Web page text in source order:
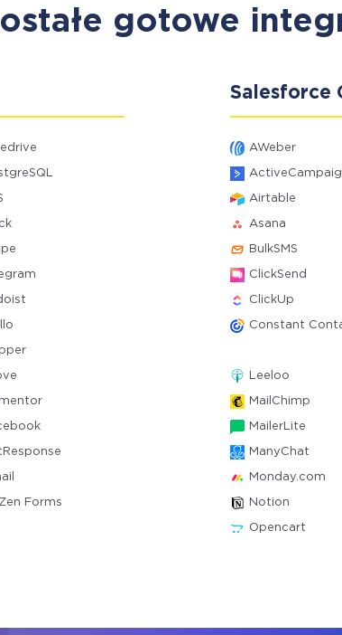
gotowe
Forms
Salesforce
AWeber
Airtable
Asana
BulkSMS
ClickSend
ClickUp
Constant
Leeloo
MailChimp
MailerLite
ManyChat
Monday.com
Notion
Opencart